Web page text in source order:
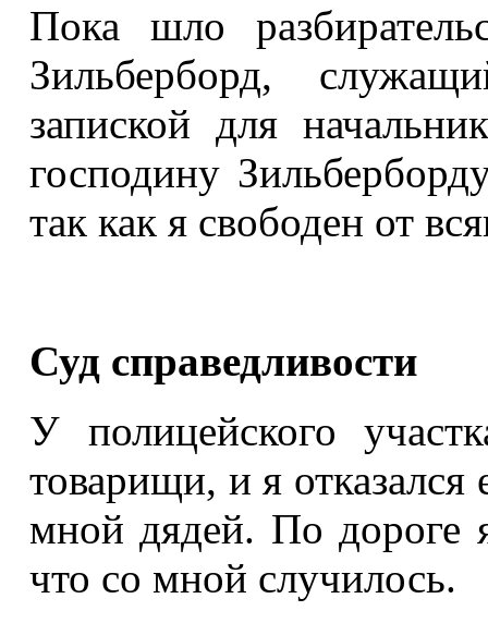
Пока шло
Зильберборд,
запиской для
господину
так как я свободен от
Суд справедливости
У полицейского
товарищи, и я отказался
мной дядей. По дороге
что со мной случилось.